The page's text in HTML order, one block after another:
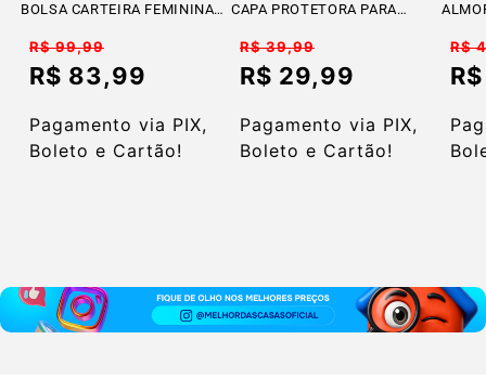
BOLSA CARTEIRA FEMININA
Preço
normal
R$ 99,99
Preço
R$ 83,99
Pagamento via PIX,
Boleto e Cartão!
CAPA PROTETORA PARA
Preço
normal
R$ 39,99
Preço
R$ 29,99
Pagamento via PIX,
Boleto e Cartão!
R$